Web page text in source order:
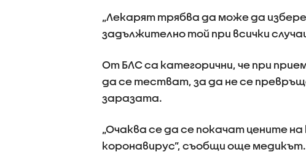
„Лекарят трябва да може да
задължително той при всички
От БЛС са категорични, че при
да се тестват, за да не се
заразата.
„Очаква се да се покачат цените
коронавирус”, съобщи още медикът.